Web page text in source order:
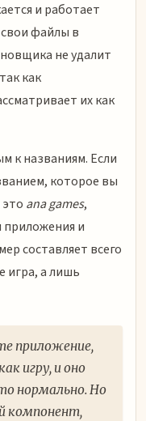
и работает
файлы в
не удалит
как
их как
к названиям. Если
которое вы
ana games,
приложения и
составляет всего
игра, а лишь
приложение,
игру, и оно
нормально. Но
компонент,